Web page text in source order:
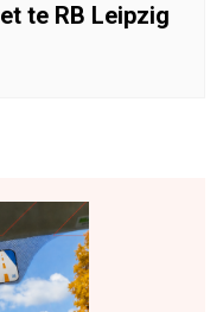
te RB Leipzig